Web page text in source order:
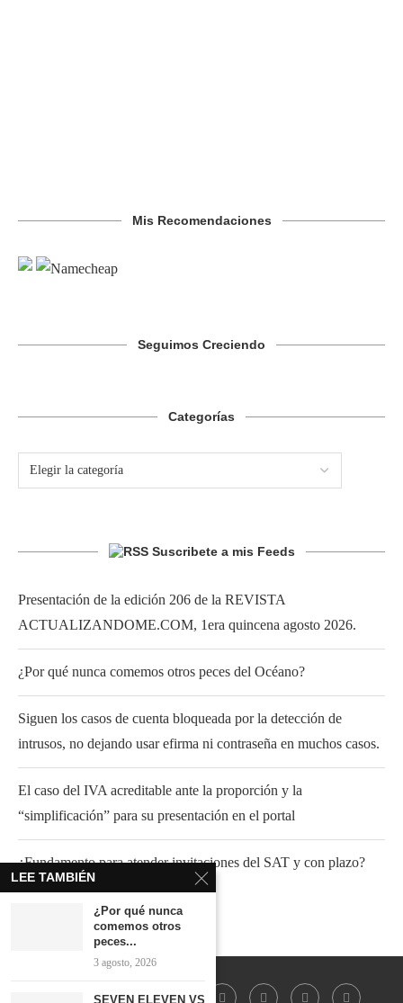
Mis Recomendaciones
Seguimos Creciendo
Categorías
Suscribete a mis Feeds
Presentación de la edición 206 de la REVISTA
ACTUALIZANDOME.COM, 1era quincena agosto 2026.
¿Por qué nunca comemos otros peces del Océano?
Siguen los casos de cuenta bloqueada por la detección de
intrusos, no dejando usar efirma ni contraseña en muchos casos.
El caso del IVA acreditable ante la proporción y la
“simplificación” para su presentación en el portal
¿Fundamento para atender invitaciones del SAT y con plazo?
LEE TAMBIÉN
¿Por qué nunca
comemos otros
peces...
3 agosto, 2026
SEVEN ELEVEN VS